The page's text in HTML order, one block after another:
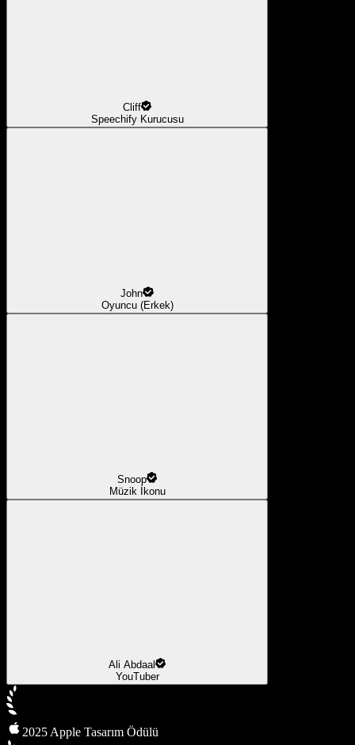
Cliff
Speechify Kurucusu
John
Oyuncu (Erkek)
Snoop
Müzik İkonu
Ali Abdaal
YouTuber
2025 Apple Tasarım Ödülü